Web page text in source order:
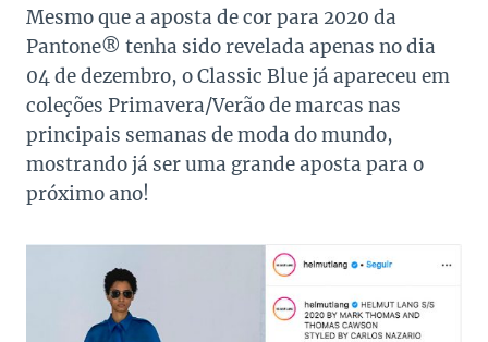
Mesmo que a aposta de cor para 2020 da
Pantone® tenha sido revelada apenas no dia
04 de dezembro, o Classic Blue já apareceu em
coleções Primavera/Verão de marcas nas
principais semanas de moda do mundo,
mostrando já ser uma grande aposta para o
próximo ano!